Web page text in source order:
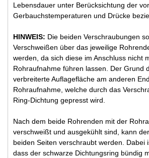
Lebensdauer unter Berücksichtung der
Gerbauchstemperaturen und Drücke
HINWEIS: Die beiden Verschraubungen
Verschweißen über das jeweilige
werden, da sich diese im Anschluss nicht
Rohraufnahme führen lassen. Der Grund
verbreiterte Auflagefläche am anderen
Rohraufnahme, welche durch das
Ring-Dichtung gepresst wird.
Nach dem beide Rohrenden mit der
verschweißt und ausgekühlt sind, kann
beiden Seiten verschraubt werden. Dabei
dass der schwarze Dichtungsring bündig